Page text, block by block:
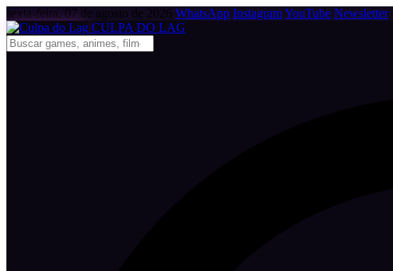
sexta-feira, 07 de agosto de 2026 WhatsApp InstagramYouTube Newsletter
CULPA DO LAG